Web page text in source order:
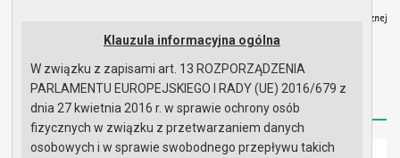
Strona główna Mapa serwisu Aktualności
Redakcja Instrukcja korzystania Dostępność
Strona główna
Klauzula informacyjna ogólna
W związku z zapisami art. 13 ROZPORZĄDZENIA
PARLAMENTU EUROPEJSKIEGO I RADY (UE) 2016/679 z
dnia 27 kwietnia 2016 r. w sprawie ochrony osób
fizycznych w związku z przetwarzaniem danych
osobowych i w sprawie swobodnego przepływu takich